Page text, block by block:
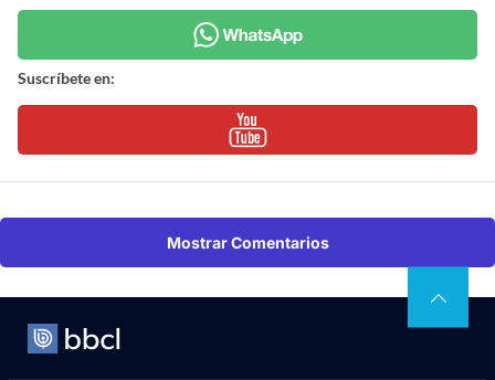
Suscríbete en:
Mostrar Comentarios